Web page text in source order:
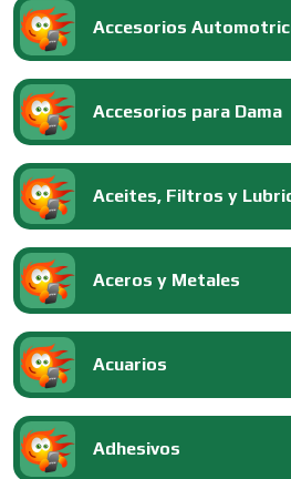
Accesorios
Accesorios para Dama
Aceites, Filtros y
Aceros y Metales
Acuarios
Adhesivos